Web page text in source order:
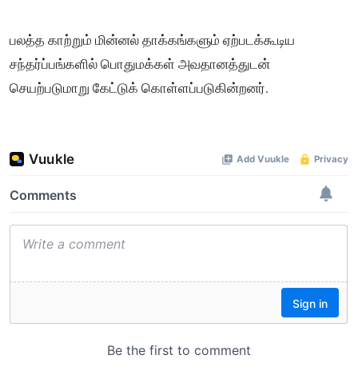
பலத்த காற்றும் மின்னல் தாக்கங்களும் ஏற்படக்கூடிய
சந்தர்ப்பங்களில் பொதுமக்கள் அவதானத்துடன்
செயற்படுமாறு கேட்டுக் கொள்ளப்படுகின்றனர்.